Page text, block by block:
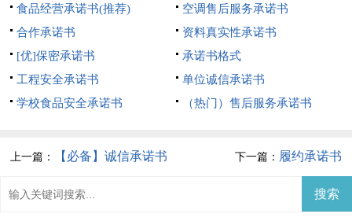
食品经营承诺书(推荐)
空调售后服务承诺书
合作承诺书
资料真实性承诺书
[优]保密承诺书
承诺书格式
工程安全承诺书
单位诚信承诺书
学校食品安全承诺书
（热门）售后服务承诺书
上一篇：
【必备】诚信承诺书
下一篇： 履约承诺书